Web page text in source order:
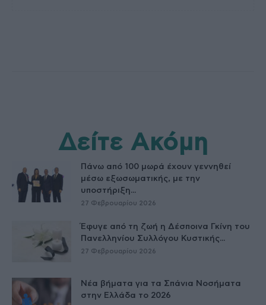
Δείτε Ακόμη
Πάνω από 100 μωρά έχουν γεννηθεί
μέσω εξωσωματικής, με την
υποστήριξη...
27 Φεβρουαρίου 2026
Έφυγε από τη ζωή η Δέσποινα Γκίνη του
Πανελληνίου Συλλόγου Κυστικής...
27 Φεβρουαρίου 2026
Νέα βήματα για τα Σπάνια Νοσήματα
στην Ελλάδα το 2026